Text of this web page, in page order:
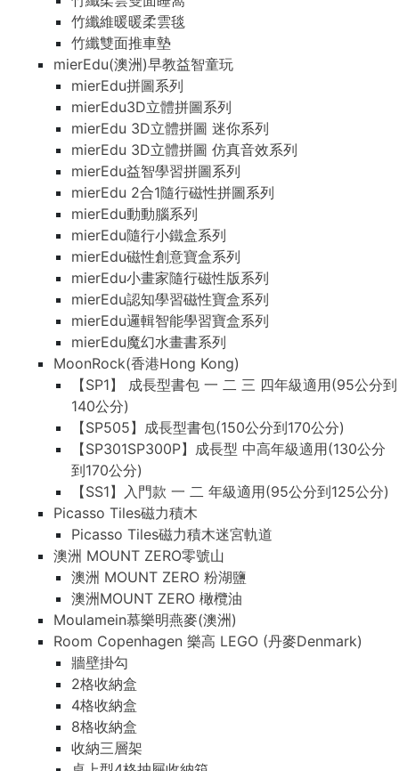
竹纖維暖暖柔雲毯
竹纖雙面推車墊
mierEdu(澳洲)早教益智童玩
mierEdu拼圖系列
mierEdu3D立體拼圖系列
mierEdu 3D立體拼圖 迷你系列
mierEdu 3D立體拼圖 仿真音效系列
mierEdu益智學習拼圖系列
mierEdu 2合1隨行磁性拼圖系列
mierEdu動動腦系列
mierEdu隨行小鐵盒系列
mierEdu磁性創意寶盒系列
mierEdu小畫家隨行磁性版系列
mierEdu認知學習磁性寶盒系列
mierEdu邏輯智能學習寶盒系列
mierEdu魔幻水畫書系列
MoonRock(香港Hong Kong)
【SP1】 成長型書包 一 二 三 四年級適用(95公分到
140公分)
【SP505】成長型書包(150公分到170公分)
【SP301SP300P】成長型 中高年級適用(130公分
到170公分)
【SS1】入門款 一 二 年級適用(95公分到125公分)
Picasso Tiles磁力積木
Picasso Tiles磁力積木迷宮軌道
澳洲 MOUNT ZERO零號山
澳洲 MOUNT ZERO 粉湖鹽
澳洲MOUNT ZERO 橄欖油
Moulamein慕樂明燕麥(澳洲)
Room Copenhagen 樂高 LEGO (丹麥Denmark)
牆壁掛勾
2格收納盒
4格收納盒
8格收納盒
收納三層架